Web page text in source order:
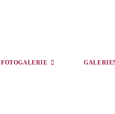
FOTOGALERIE